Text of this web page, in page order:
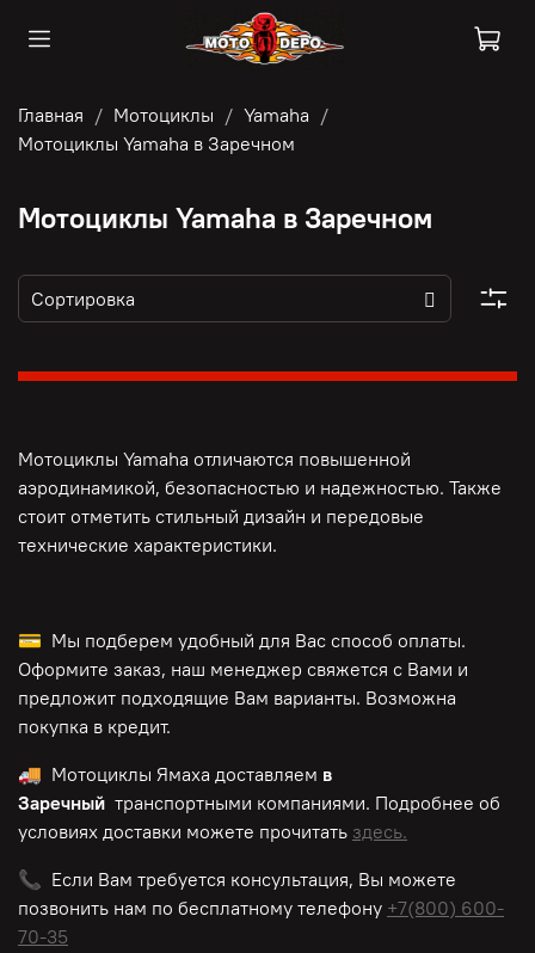
Главная Мотоциклы
Yamaha
Мотоциклы Yamaha в Заречном
Мотоциклы Yamaha в Заречном
Мотоциклы Yamaha отличаются повышенной
аэродинамикой, безопасностью и надежностью. Также
стоит отметить стильный дизайн и передовые
технические характеристики.
💳 Мы подберем удобный для Вас способ оплаты.
Оформите заказ, наш менеджер свяжется с Вами и
предложит подходящие Вам варианты. Возможна
покупка в кредит.
🚚 Мотоциклы Ямаха доставляем в
Заречный транспортными компаниями. Подробнее об
условиях доставки можете прочитать здесь.
📞 Если Вам требуется консультация, Вы можете
позвонить нам по бесплатному телефону +7(800) 600-
70-35